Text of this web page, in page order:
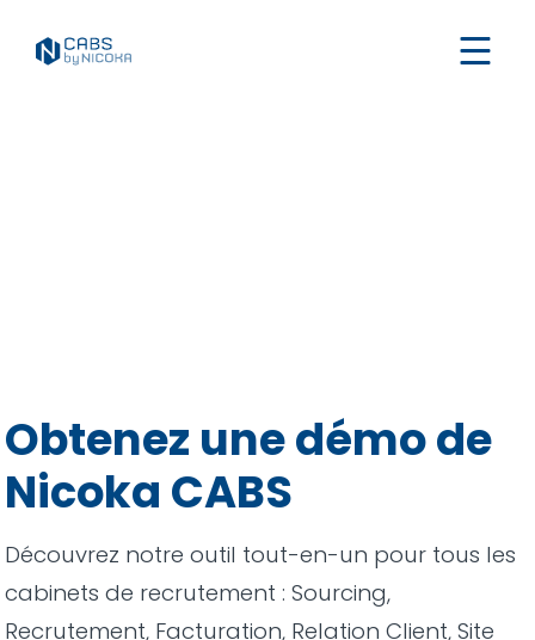
Obtenez une démo de
Nicoka CABS
Découvrez notre outil tout-en-un pour tous les
cabinets de recrutement : Sourcing,
Recrutement, Facturation, Relation Client, Site